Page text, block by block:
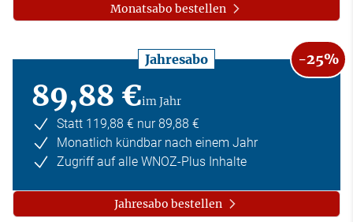
Monatsabo bestellen
Jahresabo -25%
89,88 €im Jahr
Statt 119,88 € nur 89,88 €
Monatlich kündbar nach einem Jahr
Zugriff auf alle WNOZ-Plus Inhalte
Jahresabo bestellen